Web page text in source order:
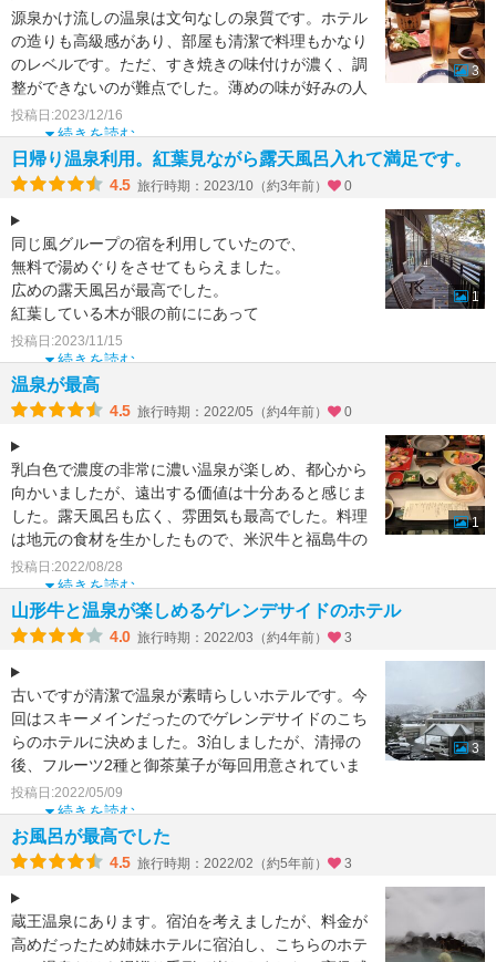
源泉かけ流しの温泉は文句なしの泉質です。ホテル
の造りも高級感があり、部屋も清潔で料理もかなり
のレベルです。ただ、すき焼きの味付けが濃く、調
整ができないのが難点でした。薄めの味が好みの人
用にダシを用意し
続きを読む
投稿日:2023/12/16
3
日帰り温泉利用。紅葉見ながら露天風呂入れて満足です。
4.5 旅行時期：2023/10（約3年前） 0
同じ風グループの宿を利用していたので、
無料で湯めぐりをさせてもらえました。
広めの露天風呂が最高でした。
紅葉している木が眼の前ににあって
雰囲気も素敵。
ただ、風もあったためか、葉っぱは
続きを読む
投稿日:2023/11/15
1
温泉が最高
4.5 旅行時期：2022/05（約4年前） 0
乳白色で濃度の非常に濃い温泉が楽しめ、都心から
向かいましたが、遠出する価値は十分あると感じま
した。露天風呂も広く、雰囲気も最高でした。料理
は地元の食材を生かしたもので、米沢牛と福島牛の
食べ比べも楽しむ
続きを読む
投稿日:2022/08/28
1
山形牛と温泉が楽しめるゲレンデサイドのホテル
4.0 旅行時期：2022/03（約4年前） 3
古いですが清潔で温泉が素晴らしいホテルです。今
回はスキーメインだったのでゲレンデサイドのこち
らのホテルに決めました。3泊しましたが、清掃の
後、フルーツ2種と御茶菓子が毎回用意されていま
した。朝夕食事付
続きを読む
投稿日:2022/05/09
3
お風呂が最高でした
4.5 旅行時期：2022/02（約5年前） 3
蔵王温泉にあります。宿泊を考えましたが、料金が
高めだったため姉妹ホテルに宿泊し、こちらのホテ